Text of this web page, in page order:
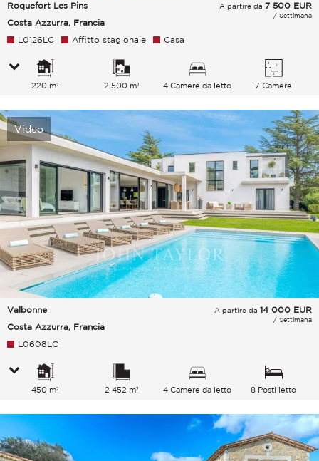
Roquefort Les Pins
Costa Azzurra, Francia
A partire da 7 500 EUR
/ Settimana
L0126LC Affitto stagionale Casa
220 m² 2 500 m² 4 Camere da letto 7 Camere
Video
Valbonne
Costa Azzurra, Francia
A partire da 14 000 EUR
/ Settimana
L0608LC
450 m² 2 452 m² 4 Camere da letto 8 Posti letto